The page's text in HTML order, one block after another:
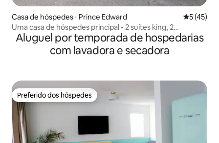
Casa de hóspedes ⋅ Prince Edward 5 de uma
5 (45)
Uma casa de hóspedes principal - 2 suítes king, 2
banheiros e EV
Aluguel por temporada de hospedarias
com lavadora e secadora
Preferido dos hóspedes
Preferido dos hóspedes